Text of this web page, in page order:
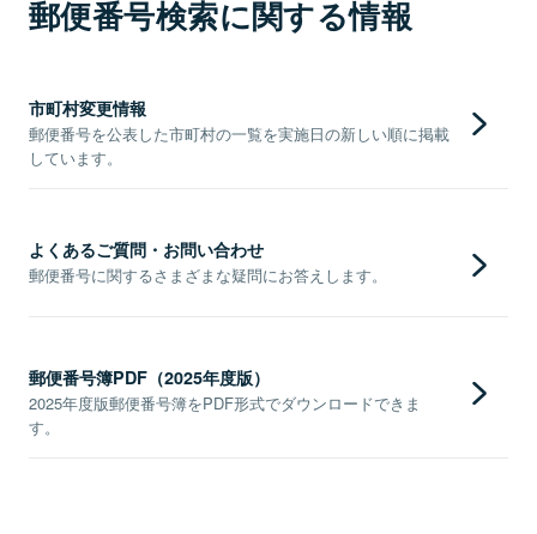
郵便番号検索に関する情報
市町村変更情報
郵便番号を公表した市町村の一覧を実施日の新しい順に掲載
しています。
よくあるご質問・お問い合わせ
郵便番号に関するさまざまな疑問にお答えします。
郵便番号簿PDF（2025年度版）
2025年度版郵便番号簿をPDF形式でダウンロードできま
す。